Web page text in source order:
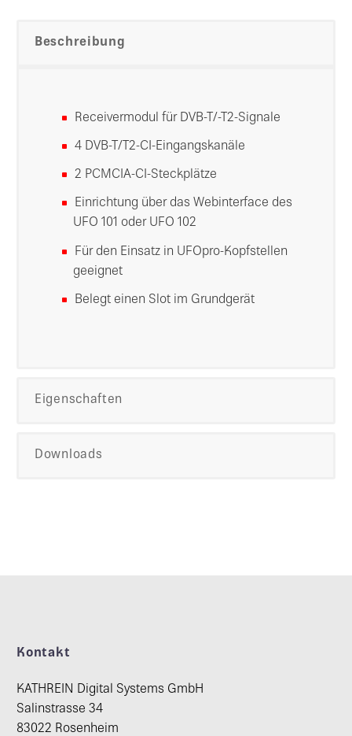
Beschreibung
Receivermodul für DVB-T/-T2-Signale
4 DVB-T/T2-CI-Eingangskanäle
2 PCMCIA-CI-Steckplätze
Einrichtung über das Webinterface des
UFO 101 oder UFO 102
Für den Einsatz in UFOpro-Kopfstellen
geeignet
Belegt einen Slot im Grundgerät
Eigenschaften
Downloads
Kontakt
KATHREIN Digital Systems GmbH
Salinstrasse 34
83022 Rosenheim